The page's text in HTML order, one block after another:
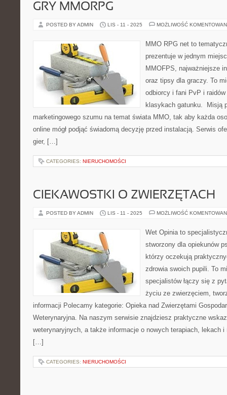
GRY MMORPG
POSTED BY ADMIN LIS - 11 - 2025 MOŻLIWOŚĆ
MMO RPG net to
prezentuje w jednym
MMOFPS, najważniejsze
oraz tipsy dla graczy. To
odbiorcy i fani PvP i
klasykach gatunku. Misją
marketingowego szumu na temat świata MMO, tak aby każda
online mógł podjąć świadomą decyzję przed instalacją. Serwis
gier, […]
CATEGORIES: NIERUCHOMOŚCI
CIEKAWOSTKI O ZWIERZĘTACH
POSTED BY ADMIN LIS - 11 - 2025 MOŻLIWOŚĆ
Wet Opinia to
stworzony dla opiekunów
którzy oczekują
zdrowia swoich pupili. To
specjalistów łączy się z
życiu ze zwierzęciem,
informacji Polecamy kategorie: Opieka nad Zwierzętami
Weterynaryjna. Na naszym serwisie znajdziesz praktyczne
weterynaryjnych, a także informacje o nowych terapiach, lekach
[…]
CATEGORIES: NIERUCHOMOŚCI